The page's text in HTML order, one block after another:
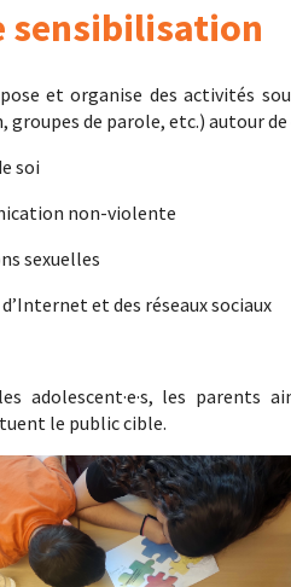
sensibilisation
et organise des activités
de parole, etc.) autour de
soi
non-violente
sexuelles
et des réseaux sociaux
adolescent·e·s, les parents
le public cible.